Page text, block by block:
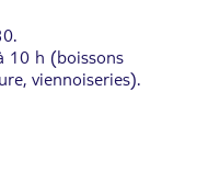
10 h (boissons
viennoiseries).